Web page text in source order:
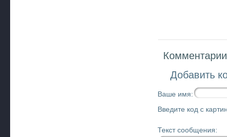
Добавить
Ваше имя:
Введите код с
Текст сообщения: